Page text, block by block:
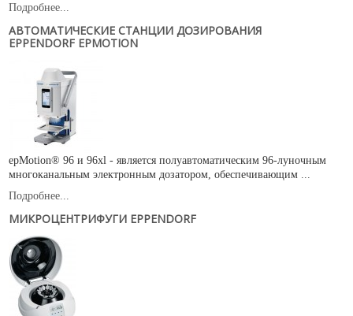
Подробнее...
АВТОМАТИЧЕСКИЕ СТАНЦИИ ДОЗИРОВАНИЯ
EPPENDORF EPMOTION
epMotion® 96 и 96xl - является полуавтоматическим 96-луночным
многоканальным электронным дозатором, обеспечивающим ...
Подробнее...
МИКРОЦЕНТРИФУГИ EPPENDORF